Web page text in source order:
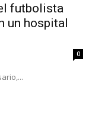
futbolista
un hospital
0